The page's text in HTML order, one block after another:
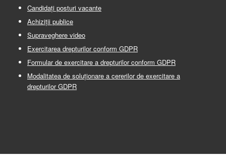
Candidați posturi vacante
Achiziții publice
Supraveghere video
Exercitarea drepturilor conform GDPR
Formular de exercitare a drepturilor conform GDPR
Modalitatea de soluționare a cererilor de exercitare a
drepturilor GDPR